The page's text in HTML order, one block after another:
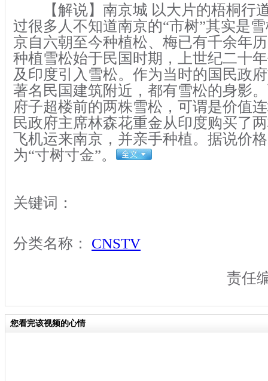
【解说】南京城 以大片的梧桐行
过很多人不知道南京的“市树”其实是
京自六朝至今种植松、梅已有千余年
种植雪松始于民国时期，上世纪二十
及印度引入雪松。作为当时的国民政
著名民国建筑附近，都有雪松的身影
府子超楼前的两株雪松，可谓是价值
民政府主席林森花重金从印度购买了
飞机运来南京，并亲手种植。据说价
为“寸树寸金”。
关键词：
分类名称： CNSTV
责任
您看完该视频的心情